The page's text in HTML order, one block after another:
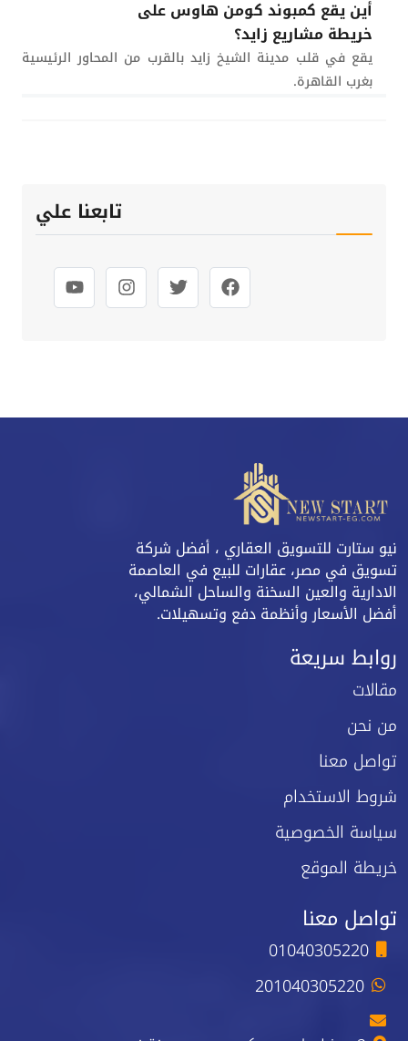
أين يقع كمبوند كومن هاوس على
خريطة مشاريع زايد؟
يقع في قلب مدينة الشيخ زايد بالقرب من المحاور الرئيسية
بغرب القاهرة.
تابعنا علي
نيو ستارت للتسويق العقاري ، أفضل شركة
تسويق في مصر، عقارات للبيع في العاصمة
الادارية والعين السخنة والساحل الشمالي،
أفضل الأسعار وأنظمة دفع وتسهيلات.
روابط سريعة
مقالات
من نحن
تواصل معنا
شروط الاستخدام
سياسة الخصوصية
خريطة الموقع
تواصل معنا
01040305220
201040305220